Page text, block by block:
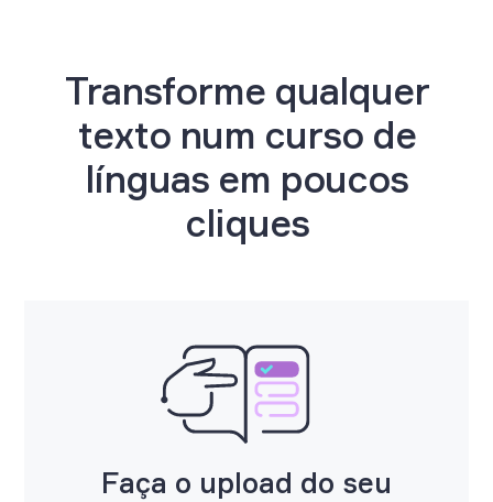
Transforme qualquer
texto num curso de
línguas em poucos
cliques
Faça o upload do seu